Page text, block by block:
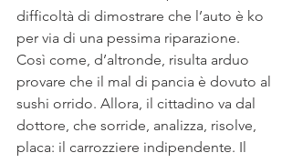
difficoltà di dimostrare che l’auto è ko
per via di una pessima riparazione.
Così come, d’altronde, risulta arduo
provare che il mal di pancia è dovuto al
sushi orrido. Allora, il cittadino va dal
dottore, che sorride, analizza, risolve,
placa: il carrozziere indipendente. Il